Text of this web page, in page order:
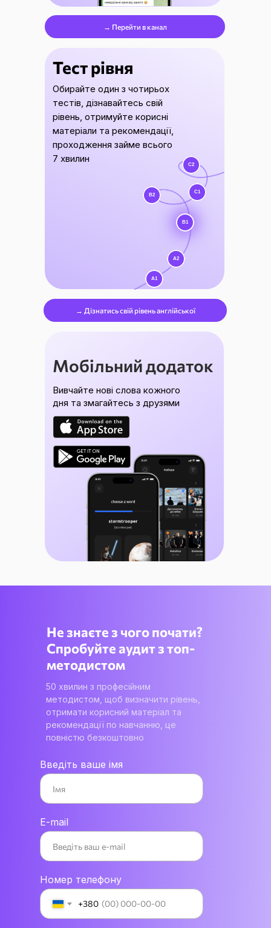
Вивчайте нові слова кожного
дня та змагайтесь з друзями
Мобільний додаток
→ Дізнатись свій рівень англійської
Обирайте один з чотирьох
тестів, дізнавайтесь свій
рівень, отримуйте корисні
матеріали та рекомендації,
проходження займе всього
7 хвилин
→ Перейти в канал
Тест рівня
B2
B2
B1
B1
C1
C1
A1
A1
A2
A2
C2
C2
Не знаєте з чого почати?
Спробуйте аудит з топ-
методистом
50 хвилин з професійним
методистом, щоб визначити рівень,
отримати корисний матеріал та
рекомендації по навчанню, це
повністю безкоштовно
Введіть ваше імя
E-mail
Номер телефону
+380